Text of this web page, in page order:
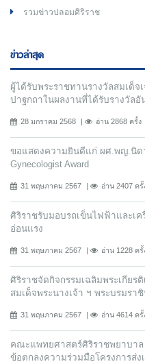
รวมข่าวปลอมศิริราช
ข่าวล่าสุด
ผู้ได้รับพระราชทานรางวัลสมเด็
ปาฐกถาในผลงานที่ได้รับรางวัล
28 มกราคม 2568 อ่าน 2868 ครั้ง
ขอแสดงความยินดีแก่ ผศ.พญ.นิด
Gynecologist Award
31 พฤษภาคม 2567 อ่าน 2407 ครั้
ศิริราชรับมอบรถเข็นไฟฟ้าและเ
อ่อนแรง
31 พฤษภาคม 2567 อ่าน 1228 ครั้
ศิริราชจัดกิจกรรมเฉลิมพระเกียร
สมเด็จพระนางเจ้า ฯ พระบรมรา
31 พฤษภาคม 2567 อ่าน 4614 ครั้
คณะแพทยศาสตร์ศิริราชพยาบา
ข้อตกลงความร่วมมือโครงการส่